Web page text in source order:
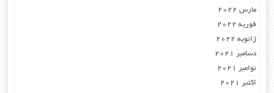
مارس 2022
فوریه 2022
ژانویه 2022
دسامبر 2021
نوامبر 2021
اکتبر 2021